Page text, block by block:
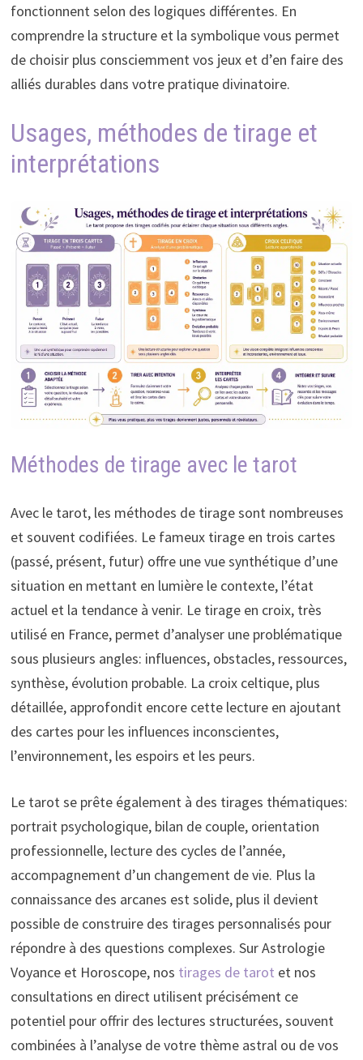
fonctionnent selon des logiques différentes. En
comprendre la structure et la symbolique vous permet
de choisir plus consciemment vos jeux et d’en faire des
alliés durables dans votre pratique divinatoire.
Usages, méthodes de tirage et
interprétations
Méthodes de tirage avec le tarot
Avec le tarot, les méthodes de tirage sont nombreuses
et souvent codifiées. Le fameux tirage en trois cartes
(passé, présent, futur) offre une vue synthétique d’une
situation en mettant en lumière le contexte, l’état
actuel et la tendance à venir. Le tirage en croix, très
utilisé en France, permet d’analyser une problématique
sous plusieurs angles: influences, obstacles, ressources,
synthèse, évolution probable. La croix celtique, plus
détaillée, approfondit encore cette lecture en ajoutant
des cartes pour les influences inconscientes,
l’environnement, les espoirs et les peurs.
Le tarot se prête également à des tirages thématiques:
portrait psychologique, bilan de couple, orientation
professionnelle, lecture des cycles de l’année,
accompagnement d’un changement de vie. Plus la
connaissance des arcanes est solide, plus il devient
possible de construire des tirages personnalisés pour
répondre à des questions complexes. Sur Astrologie
Voyance et Horoscope, nos tirages de tarot et nos
consultations en direct utilisent précisément ce
potentiel pour offrir des lectures structurées, souvent
combinées à l’analyse de votre thème astral ou de vos